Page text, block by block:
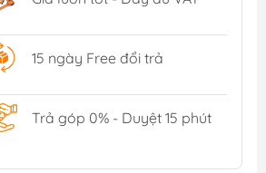
15 ngày Free đổi trả
Trả góp 0% - Duyệt 15 phút